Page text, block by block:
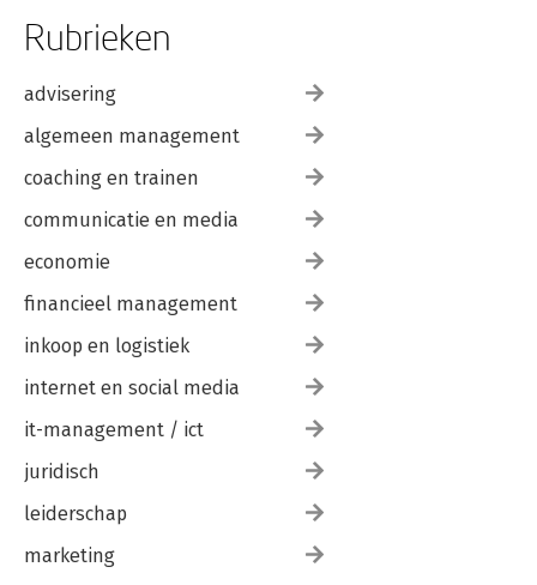
Rubrieken
advisering
algemeen management
coaching en trainen
communicatie en media
economie
financieel management
inkoop en logistiek
internet en social media
it-management / ict
juridisch
leiderschap
marketing